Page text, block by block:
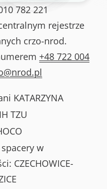
782 221
rejestrze
crzo-nrod.
+48 722 004
KATARZYNA
TZU
w
CZECHOWICE-